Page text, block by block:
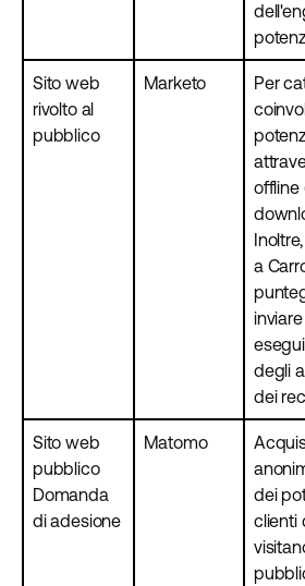
Sito web
rivolto al
pubblico
Marketo
Per
offline
a
degli
dei
Sito web
pubblico
Domanda
di adesione
Matomo
dei
clienti